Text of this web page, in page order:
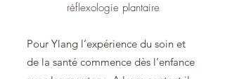
réflexologie plantaire
Pour Ylang l’expérience du soin et
de la santé commence dès l’enfance